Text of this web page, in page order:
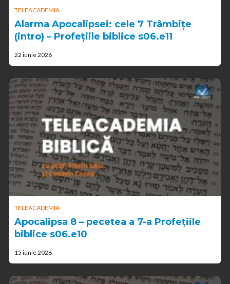
TELEACADEMIA
Alarma Apocalipsei: cele 7 Trâmbițe
(intro) – Profețiile biblice s06.e11
22 iunie 2026
TELEACADEMIA
Apocalipsa 8 – pecetea a 7-a Profețiile
biblice s06.e10
15 iunie 2026